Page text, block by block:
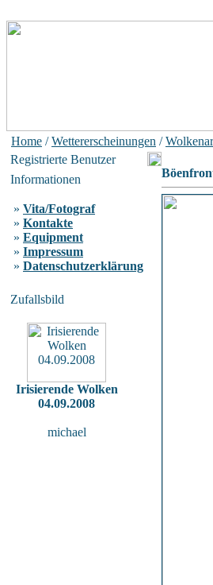
Home /Wettererscheinungen /
Registrierte Benutzer
Informationen
» Vita/Fotograf
» Kontakte
» Equipment
» Impressum
» Datenschutzerklärung
Zufallsbild
Irisierende Wolken
04.09.2008
michael